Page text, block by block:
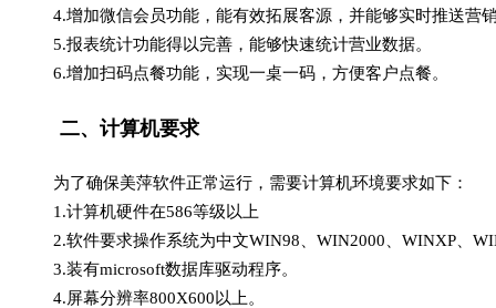
4.增加微信会员功能，能有效拓展客源，并能够实时推送营
5.报表统计功能得以完善，能够快速统计营业数据。
6.增加扫码点餐功能，实现一桌一码，方便客户点餐。
二、计算机要求
为了确保美萍软件正常运行，需要计算机环境要求如下：
1.计算机硬件在586等级以上
2.软件要求操作系统为中文WIN98、WIN2000、WINXP、
3.装有microsoft数据库驱动程序。
4.屏幕分辨率800X600以上。